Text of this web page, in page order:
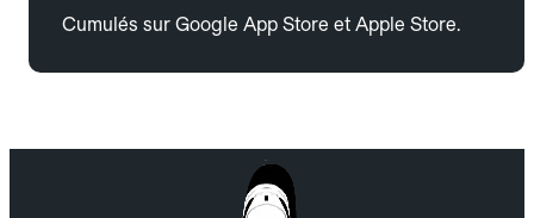
Cumulés sur Google App Store et Apple Store.